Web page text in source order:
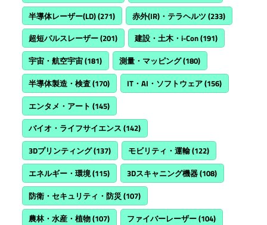
半導体レーザー(LD)(271) 赤外(IR)・テラヘルツ (233)
超短パルスレーザー(201) 建設・土木・i-Con(191)
宇宙・航空宇宙(181) 測量・マッピング(180)
半導体製造・検査(170) IT・AI・ソフトウェア(156)
エンタメ・アート (145)
バイオ・ライフサイエンス (142)
3Dプリンティング(137) モビリティ・運輸(122)
エネルギー・環境(115) 3Dスキャニング機器(108)
防衛・セキュリティ・防災 (107)
農林・水産・植物(107) ファイバーレーザー(104)